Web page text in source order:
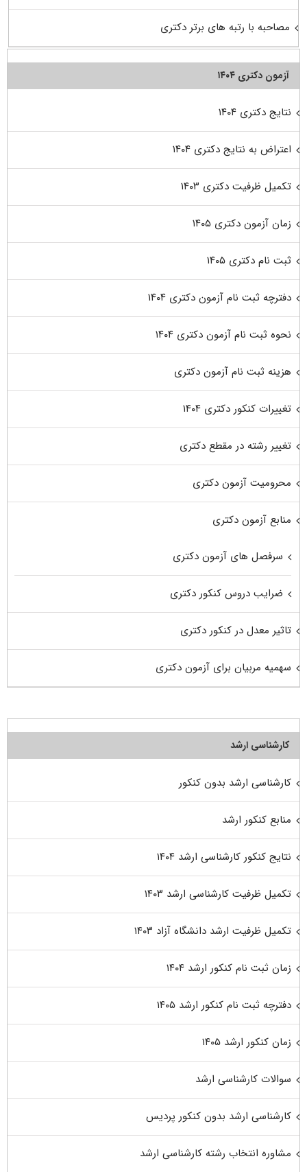
مصاحبه با رتبه های برتر دکتری
آزمون دکتری ۱۴۰۴
نتایج دکتری ۱۴۰۴
اعتراض به نتایج دکتری ۱۴۰۴
تکمیل ظرفیت دکتری ۱۴۰۳
زمان آزمون دکتری ۱۴۰۵
ثبت نام دکتری ۱۴۰۵
دفترچه ثبت نام آزمون دکتری ۱۴۰۴
نحوه ثبت نام آزمون دکتری ۱۴۰۴
هزینه ثبت نام آزمون دکتری
تغییرات کنکور دکتری ۱۴۰۴
تغییر رشته در مقطع دکتری
محرومیت آزمون دکتری
منابع آزمون دکتری
سرفصل های آزمون دکتری
ضرایب دروس کنکور دکتری
تاثیر معدل در کنکور دکتری
سهمیه مربیان برای آزمون دکتری
کارشناسی ارشد
کارشناسی ارشد بدون کنکور
منابع کنکور ارشد
نتایج کنکور کارشناسی ارشد ۱۴۰۴
تکمیل ظرفیت کارشناسی ارشد ۱۴۰۳
تکمیل ظرفیت ارشد دانشگاه آزاد ۱۴۰۳
زمان ثبت نام کنکور ارشد ۱۴۰۴
دفترچه ثبت نام کنکور ارشد ۱۴۰۵
زمان کنکور ارشد ۱۴۰۵
سوالات کارشناسی ارشد
کارشناسی ارشد بدون کنکور پردیس
مشاوره انتخاب رشته کارشناسی ارشد